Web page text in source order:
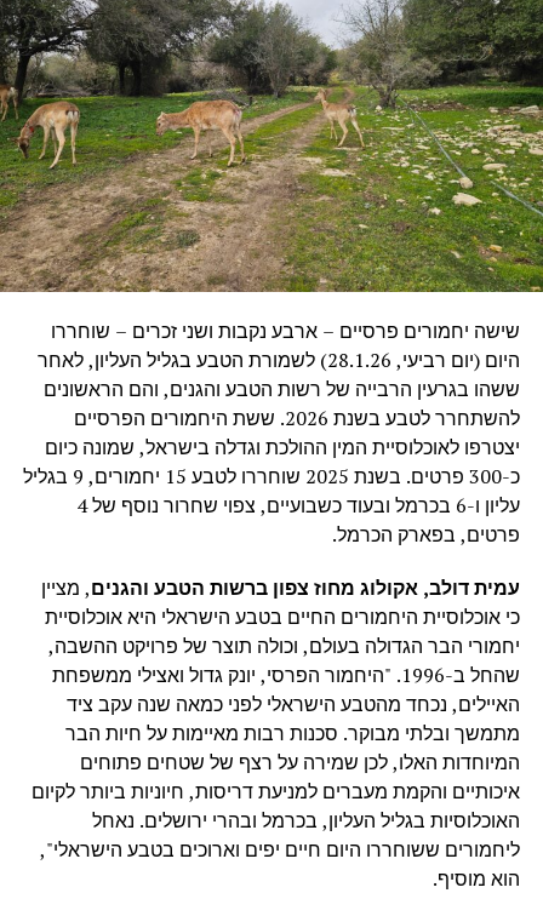
שישה יחמורים פרסיים – ארבע נקבות ושני זכרים – שוחררו
היום (יום רביעי, 28.1.26) לשמורת הטבע בגליל העליון, לאחר
ששהו בגרעין הרבייה של רשות הטבע והגנים, והם הראשונים
להשתחרר לטבע בשנת 2026. ששת היחמורים הפרסיים
יצטרפו לאוכלוסיית המין ההולכת וגדלה בישראל, שמונה כיום
כ-300 פרטים. בשנת 2025 שוחררו לטבע 15 יחמורים, 9 בגליל
עליון ו-6 בכרמל ובעוד כשבועיים, צפוי שחרור נוסף של 4
פרטים, בפארק הכרמל.
עמית דולב, אקולוג מחוז צפון ברשות הטבע והגנים, מציין
כי אוכלוסיית היחמורים החיים בטבע הישראלי היא אוכלוסיית
יחמורי הבר הגדולה בעולם, וכולה תוצר של פרויקט ההשבה,
שהחל ב-1996. "היחמור הפרסי, יונק גדול ואצילי ממשפחת
האיילים, נכחד מהטבע הישראלי לפני כמאה שנה עקב ציד
מתמשך ובלתי מבוקר. סכנות רבות מאיימות על חיות הבר
המיוחדות האלו, לכן שמירה על רצף של שטחים פתוחים
איכותיים והקמת מעברים למניעת דריסות, חיוניות ביותר לקיום
האוכלוסיות בגליל העליון, בכרמל ובהרי ירושלים. נאחל
ליחמורים ששוחררו היום חיים יפים וארוכים בטבע הישראלי",
הוא מוסיף.